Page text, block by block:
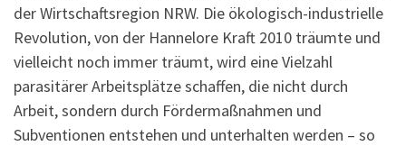
der Wirtschaftsregion NRW. Die ökologisch-industrielle
Revolution, von der Hannelore Kraft 2010 träumte und
vielleicht noch immer träumt, wird eine Vielzahl
parasitärer Arbeitsplätze schaffen, die nicht durch
Arbeit, sondern durch Fördermaßnahmen und
Subventionen entstehen und unterhalten werden – so